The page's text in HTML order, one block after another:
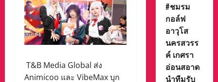
T&B Media Global ส่ง
Animicoo และ VibeMax บุก
#ชมรม
กอล์ฟ
อาวุโส
นครสวรร
ค์ เกศรา
อ่อนสอาด
นำทีมรับ